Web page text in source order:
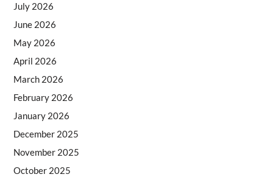
July 2026
June 2026
May 2026
April 2026
March 2026
February 2026
January 2026
December 2025
November 2025
October 2025